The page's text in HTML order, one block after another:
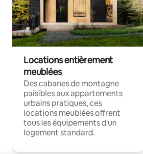
Locations entièrement
meublées
Des cabanes de montagne
paisibles aux appartements
urbains pratiques, ces
locations meublées offrent
tous les équipements d'un
logement standard.